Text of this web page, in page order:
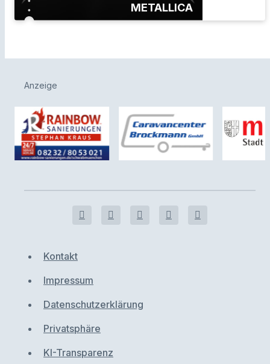
METALLICA
Anzeige
Kontakt
Impressum
Datenschutzerklärung
Privatsphäre
KI-Transparenz